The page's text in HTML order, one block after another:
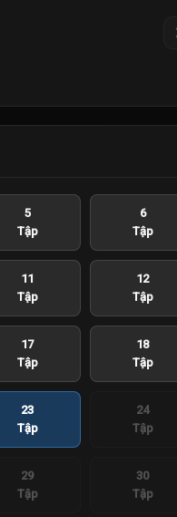
5
Tập
6
Tập
11
Tập
12
Tập
17
Tập
18
Tập
23
Tập
24
Tập
29
Tập
30
Tập